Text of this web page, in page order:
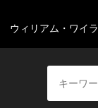
ウィリアム・ワイ